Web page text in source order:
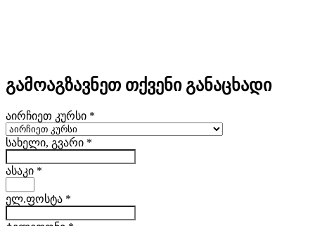
გამოაგზავნეთ თქვენი განაცხადი
აირჩიეთ კურსი *
სახელი, გვარი *
ასაკი *
ელ.ფოსტა *